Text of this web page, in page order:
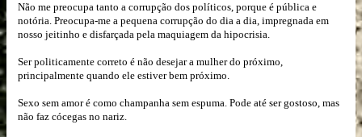
Não me preocupa tanto a corrupção dos políticos, porque é pública e
notória. Preocupa-me a pequena corrupção do dia a dia, impregnada em
nosso jeitinho e disfarçada pela maquiagem da hipocrisia.
Ser politicamente correto é não desejar a mulher do próximo,
principalmente quando ele estiver bem próximo.
Sexo sem amor é como champanha sem espuma. Pode até ser gostoso, mas
não faz cócegas no nariz.